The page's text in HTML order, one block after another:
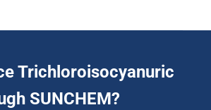
Trichloroisocyanuric
SUNCHEM?